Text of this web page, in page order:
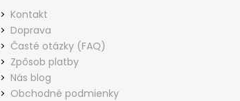
Kontakt
Doprava
Časté otázky (FAQ)
Zpôsob platby
Nás blog
Obchodné podmienky